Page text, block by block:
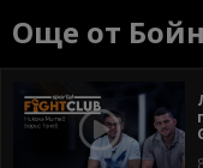
Още от